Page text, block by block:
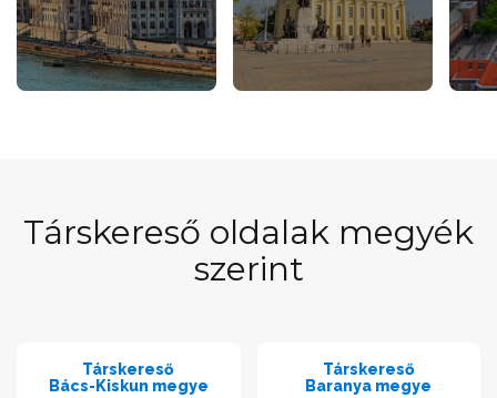
Társkereső oldalak megyék
szerint
Társkereső
Bács-Kiskun megye
Társkereső
Baranya megye